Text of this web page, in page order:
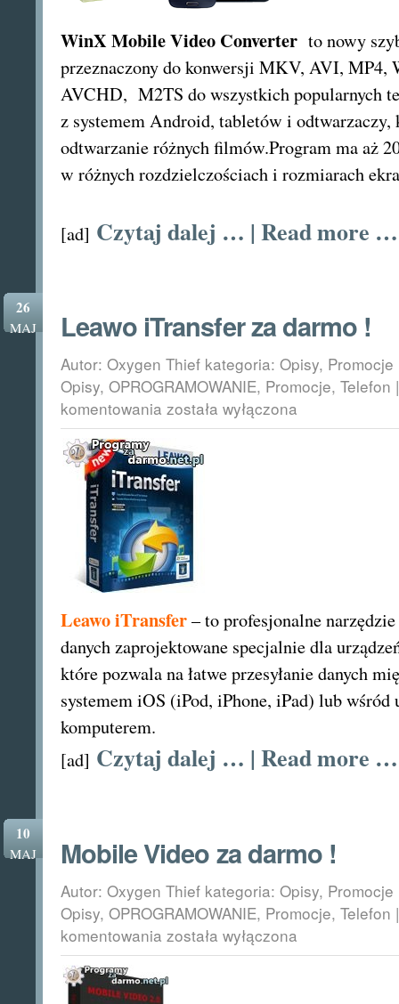
WinX Mobile Video Converter tonowy
przeznaczony do konwersji MKV, AVI, MP4,
AVCHD, M2TS dowszystkichpopularnych
z systemem Android, tabletów i odtwarzaczy,
odtwarzanieróżnychfilmów.Program maaż
w różnych rozdzielczościachi rozmiarach
[ad] Czytaj dalej … | Read more …
26
MAJ Leawo iTransfer za darmo !
Autor: Oxygen Thief kategoria: Opisy, Promocje
Opisy, OPROGRAMOWANIE, Promocje, Telefon
komentowania
Leawo
iTransfer
za
darmo
!
została wyłączona
Leawo iTransfer– to profesjonalne
danych zaprojektowane specjalnie dla
które pozwala na łatwe przesyłanie danych
systemem iOS (iPod, iPhone, iPad) lub wśród
komputerem.
[ad] Czytaj dalej … | Read more …
10
MAJ Mobile Video za darmo !
Autor: Oxygen Thief kategoria: Opisy, Promocje
Opisy, OPROGRAMOWANIE, Promocje, Telefon
komentowania
Mobile
Video
za
!
została wyłączona